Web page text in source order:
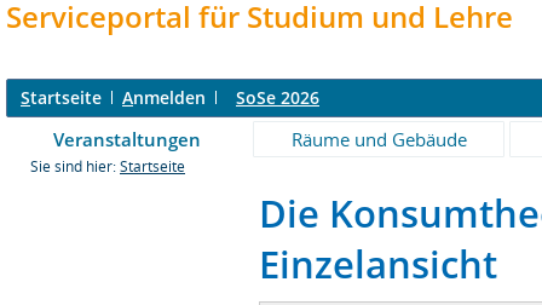
Serviceportal für Studium und Lehre
Startseite Anmelden SoSe 2026
Veranstaltungen Räume und Gebäude
Sie sind hier: Startseite
Die
Einzelansicht